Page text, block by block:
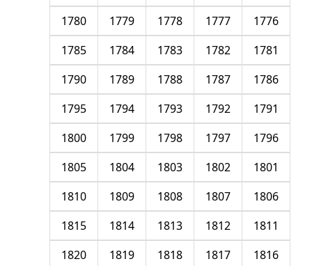
1776
1777
1778
1779
1780
1781
1782
1783
1784
1785
1786
1787
1788
1789
1790
1791
1792
1793
1794
1795
1796
1797
1798
1799
1800
1801
1802
1803
1804
1805
1806
1807
1808
1809
1810
1811
1812
1813
1814
1815
1816
1817
1818
1819
1820